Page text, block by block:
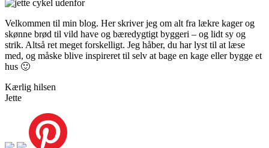
Velkommen til min blog. Her skriver jeg om alt fra lækre kager og
skønne brød til vild have og bæredygtigt byggeri – og lidt sy og
strik. Altså ret meget forskelligt. Jeg håber, du har lyst til at læse
med, og måske blive inspireret til selv at bage en kage eller bygge et
hus 🙂
Kærlig hilsen
Jette